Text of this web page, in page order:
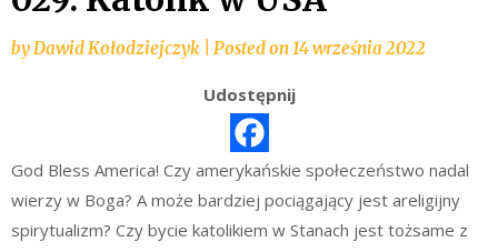
byDawid Kołodziejczyk Posted on14 września 2022
Udostępnij
God Bless America! Czy amerykańskie społeczeństwo nadal
wierzy w Boga? A może bardziej pociągający jest areligijny
spirytualizm? Czy bycie katolikiem w Stanach jest tożsame z